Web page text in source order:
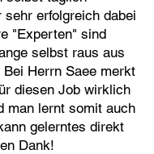
sehr erfolgreich dabei
"Experten" sind
selbst raus aus
Herrn Saee merkt
diesen Job wirklich
man lernt somit auch
gelerntes direkt
Dank!